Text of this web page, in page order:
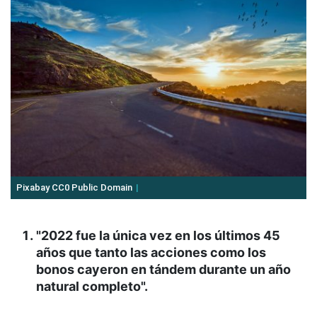
Pixabay CC0 Public Domain
"2022 fue la única vez en los últimos 45
años que tanto las acciones como los
bonos cayeron en tándem durante un año
natural completo".